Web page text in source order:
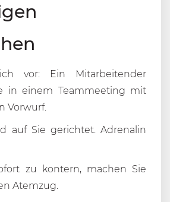
vor: Ein Mitarbeitender
in einem Teammeeting mit
Vorwurf.
auf Sie gerichtet. Adrenalin
zu kontern, machen Sie
Atemzug.